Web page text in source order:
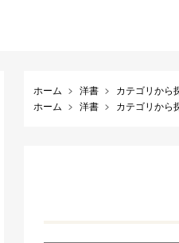
ホーム 洋書 カテゴリから
ホーム
洋書 カテゴリから